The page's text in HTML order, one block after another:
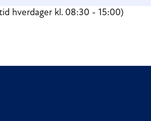
hverdager kl. 08:30 - 15:00)